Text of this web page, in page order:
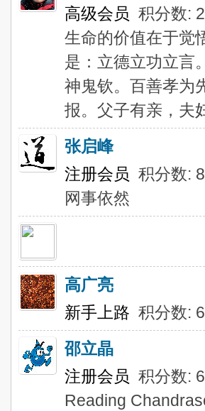
高级会员 积分数:
生命的价值在于觉
是：立德立功立言
神鬼钦。百善孝为
报。父子有亲，夫
张启峰
注册会员 积分数:
网事依然
高广亮
新手上路 积分数: 6
邵立晶
注册会员 积分数:
Reading